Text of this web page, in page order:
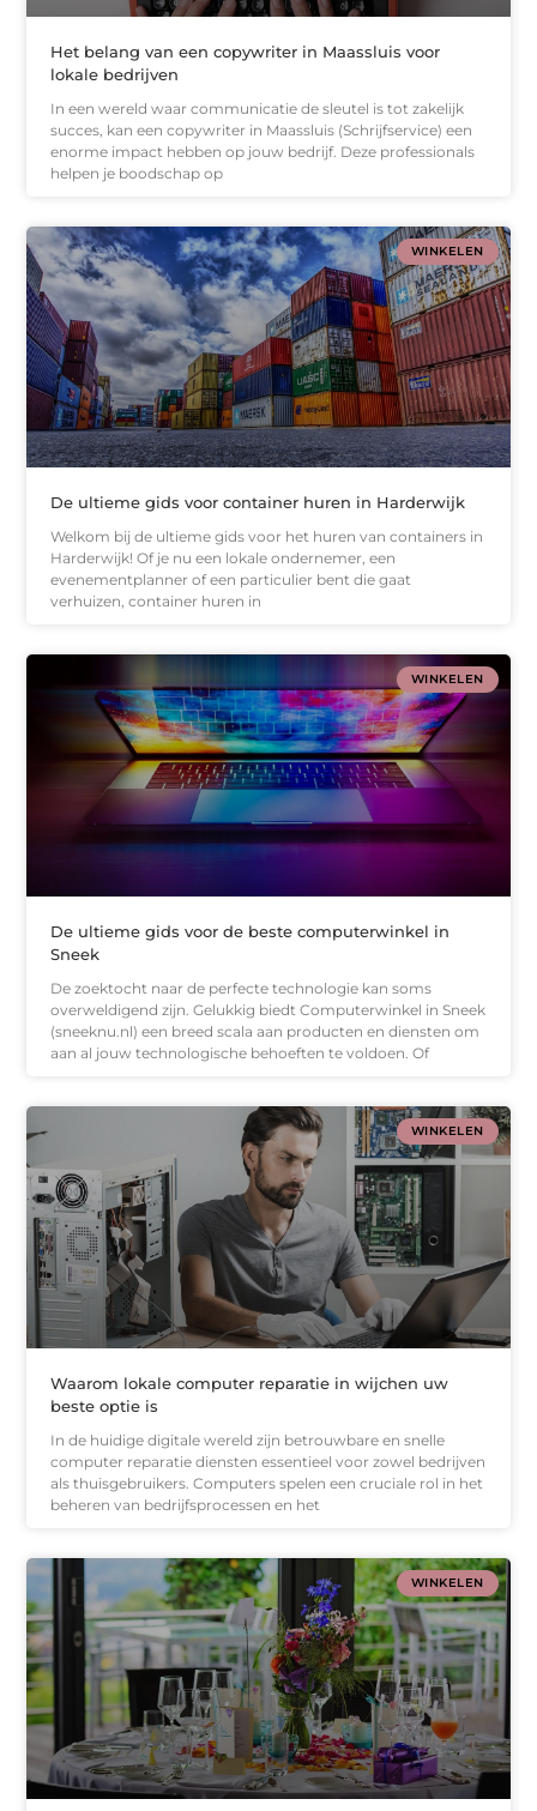
Het belang van een copywriter in Maassluis voor
lokale bedrijven
In een wereld waar communicatie de sleutel is tot zakelijk
succes, kan een copywriter in Maassluis (Schrijfservice) een
enorme impact hebben op jouw bedrijf. Deze professionals
helpen je boodschap op
WINKELEN
De ultieme gids voor container huren in Harderwijk
Welkom bij de ultieme gids voor het huren van containers in
Harderwijk! Of je nu een lokale ondernemer, een
evenementplanner of een particulier bent die gaat
verhuizen, container huren in
WINKELEN
De ultieme gids voor de beste computerwinkel in
Sneek
De zoektocht naar de perfecte technologie kan soms
overweldigend zijn. Gelukkig biedt Computerwinkel in Sneek
(sneeknu.nl) een breed scala aan producten en diensten om
aan al jouw technologische behoeften te voldoen. Of
WINKELEN
Waarom lokale computer reparatie in wijchen uw
beste optie is
In de huidige digitale wereld zijn betrouwbare en snelle
computer reparatie diensten essentieel voor zowel bedrijven
als thuisgebruikers. Computers spelen een cruciale rol in het
beheren van bedrijfsprocessen en het
WINKELEN